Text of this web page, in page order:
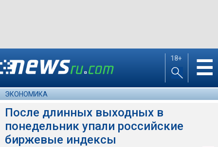
18+ ☰
ЭКОНОМИКА
После длинных выходных в
понедельник упали российские
биржевые индексы